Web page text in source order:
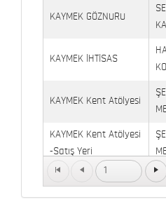
KAYMEK GÖZNURU
KAYMEK İHTİSAS
KAYMEK Kent Atölyesi
KAYMEK Kent Atölyesi
-Satış Yeri
Kaymek Köşk Sosyal
1